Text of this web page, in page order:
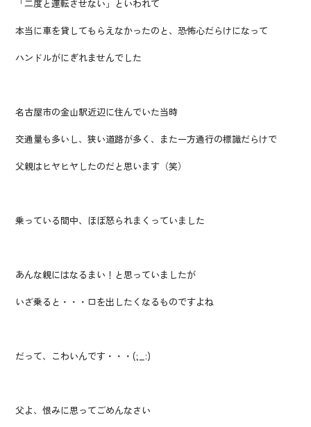
「二度と運転させない」といわれて
本当に車を貸してもらえなかったのと、恐怖心だらけになって
ハンドルがにぎれませんでした
名古屋市の金山駅近辺に住んでいた当時
交通量も多いし、狭い道路が多く、また一方通行の標識だらけで
父親はヒヤヒヤしたのだと思います（笑）
乗っている間中、ほぼ怒られまくっていました
あんな親にはなるまい！と思っていましたが
いざ乗ると・・・口を出したくなるものですよね
だって、こわいんです・・・(;_:)
父よ、恨みに思ってごめんなさい